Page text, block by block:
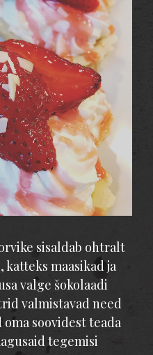
sisaldab ohtralt
maasikad ja
valge šokolaadi
valmistavad need
soovidest teada
tegemisi